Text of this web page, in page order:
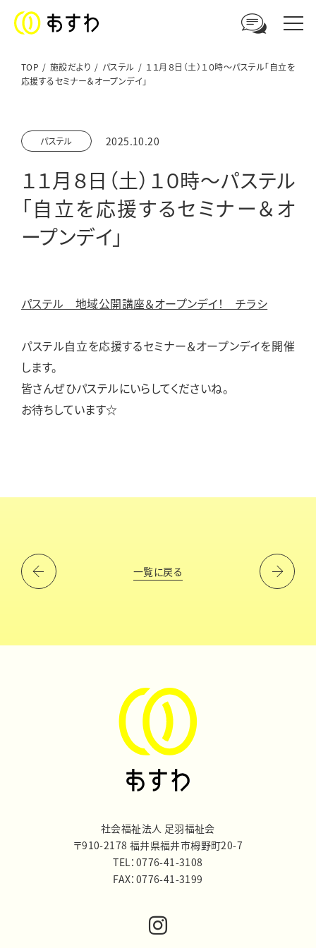
ご相談やお問い合わせはこちら
電話からのお問い合わせ
0776-41-3108
TOP 施設だより パステル
１１月８日（土）１０時～パステル「自立を
応援するセミナー＆オープンデイ」
パステル 2025.10.20
１１月８日（土）１０時～パステル
「自立を応援するセミナー＆オ
ープンデイ」
パステル 地域公開講座＆オープンデイ！ チラシ
パステル自立を応援するセミナー＆オープンデイを開催
します。
皆さんぜひパステルにいらしてくださいね。
お待ちしています☆
一覧に戻る
社会福祉法人 足羽福祉会
〒910-2178 福井県福井市栂野町20-7
TEL：0776-41-3108
FAX：0776-41-3199